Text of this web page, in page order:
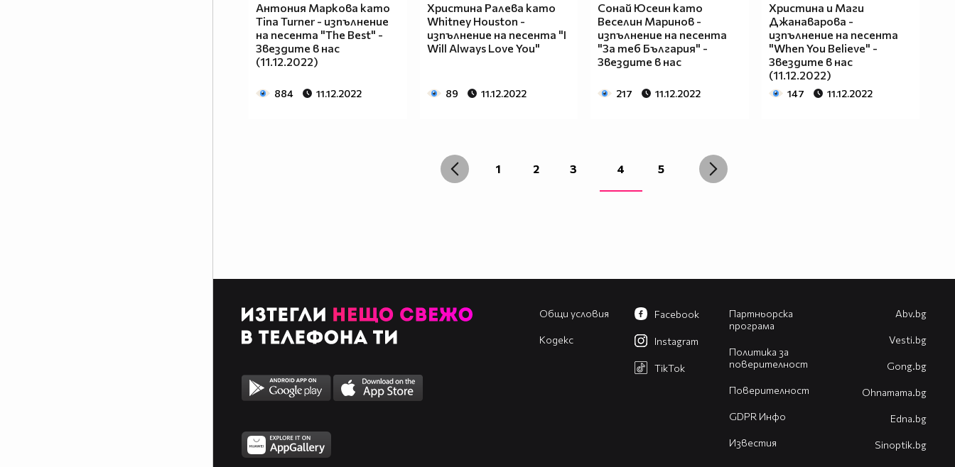
Антония Маркова като
Tina Turner - изпълнение
на песента "The Best" -
Звездите в нас
(11.12.2022)
884 11.12.2022
Христина Ралева като
Whitney Houston -
изпълнение на песента "I
Will Always Love You"
89 11.12.2022
Сонай Юсеин като
Веселин Маринов -
изпълнение на песента
"За теб България" -
Звездите в нас
217 11.12.2022
Христина и Маги
Джанаварова -
изпълнение на песента
"When You Believe" -
Звездите в нас
(11.12.2022)
147 11.12.2022
1 2 3 4 5
Общи условия
Кодекс
Партньорска
програма
Политика за
поверителност
Поверителност
GDPR Инфо
Известия
Facebook
Instagram
TikTok
Abv.bg
Vesti.bg
Gong.bg
Оhnamama.bg
Edna.bg
Sinoptik.bg